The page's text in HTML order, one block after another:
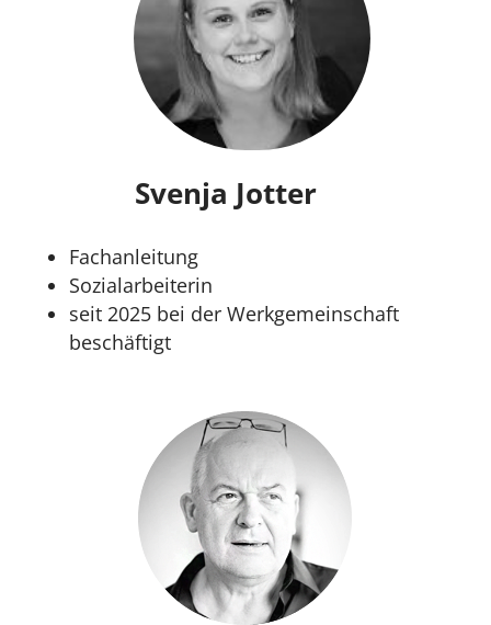
Svenja Jotter
Fachanleitung
Sozialarbeiterin
seit 2025 bei der Werkgemeinschaft
beschäftigt